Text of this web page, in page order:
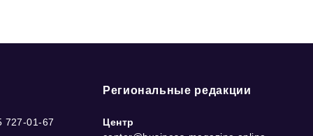
727-01-67
Региональные редакции
Центр